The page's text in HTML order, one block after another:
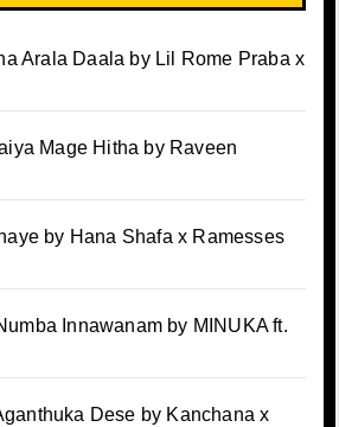
Arala Daala by Lil Rome Praba x
Mage Hitha by Raveen
by Hana Shafa x Ramesses
Innawanam by MINUKA ft.
Dese by Kanchana x